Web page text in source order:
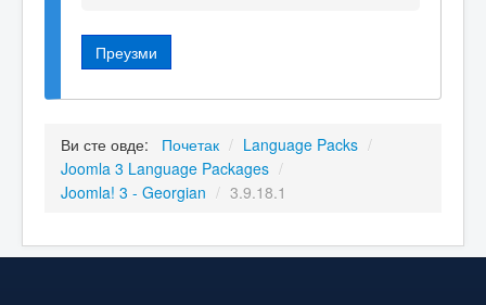
Преузми
Ви сте овде: Почетак / Language Packs /
Joomla 3 Language Packages /
Joomla! 3 - Georgian / 3.9.18.1